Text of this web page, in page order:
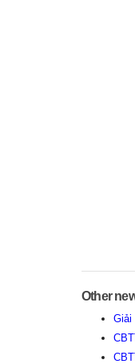
Other
Giải